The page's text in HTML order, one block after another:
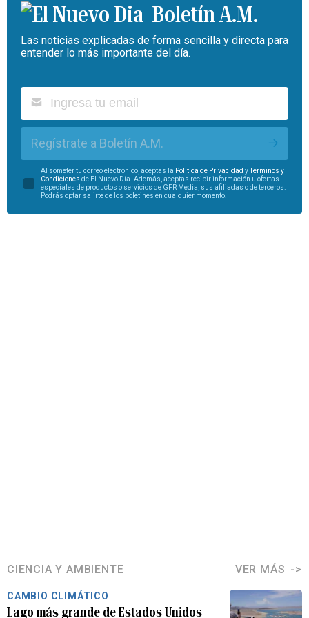
Boletín A.M.
Las noticias explicadas de forma sencilla y directa para
entender lo más importante del día.
Regístrate a Boletín A.M.
Al someter tu correo electrónico, aceptas la Política de Privacidad yTérminos y
Condiciones de El Nuevo Día. Además, aceptas recibir información u ofertas
especiales de productos o servicios de GFR Media, sus afiliadas o de terceros.
Podrás optar salirte de los boletines en cualquier momento.
CIENCIA Y AMBIENTE VER MÁS
CAMBIO CLIMÁTICO
Lago más grande de Estados Unidos